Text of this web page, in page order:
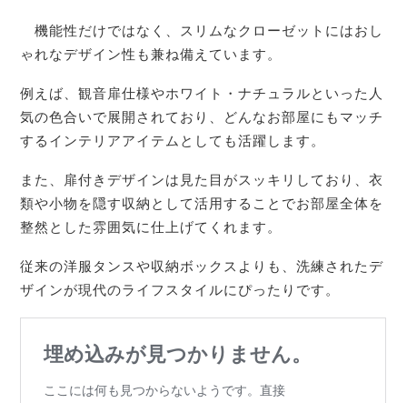
機能性だけではなく、スリムなクローゼットにはおし
ゃれなデザイン性も兼ね備えています。
例えば、観音扉仕様やホワイト・ナチュラルといった人
気の色合いで展開されており、どんなお部屋にもマッチ
するインテリアアイテムとしても活躍します。
また、扉付きデザインは見た目がスッキリしており、衣
類や小物を隠す収納として活用することでお部屋全体を
整然とした雰囲気に仕上げてくれます。
従来の洋服タンスや収納ボックスよりも、洗練されたデ
ザインが現代のライフスタイルにぴったりです。